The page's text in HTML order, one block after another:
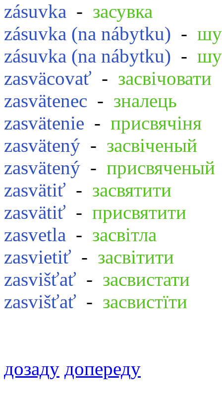
zásuvka - засувка
zásuvka (na nábytku) -
zásuvka (na nábytku) -
zasväcovať - засвічовати
zasvätenec - зналець
zasvätenie - присвячіня
zasvätený - засвіченый
zasvätený - присвяченый
zasvätiť - засвятити
zasvätiť - присвятити
zasvetla - засвітла
zasvietiť - засвітити
zasvišťať - засвистати
zasvišťať - засвистїти
дозаду допереду